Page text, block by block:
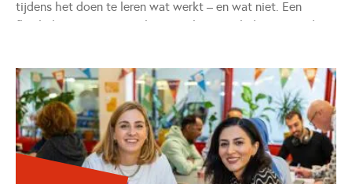
tijdens het doen te leren wat werkt – en wat niet. Een
flexibele manier van werken waarbij je snel ideeën test, leert
werkt. Dit voorkomt verspilling van tijd en geld.